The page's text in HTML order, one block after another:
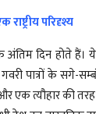
परिदृश्य
दिन होते हैं।
पात्रों के सगे-
एक त्यौहार की